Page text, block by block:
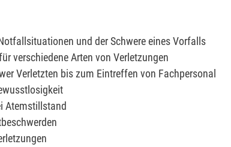
und der Schwere eines Vorfalls
verschiedene Arten von Verletzungen
Verletzten bis zum Eintreffen von Fachpersonal
Atemstillstand